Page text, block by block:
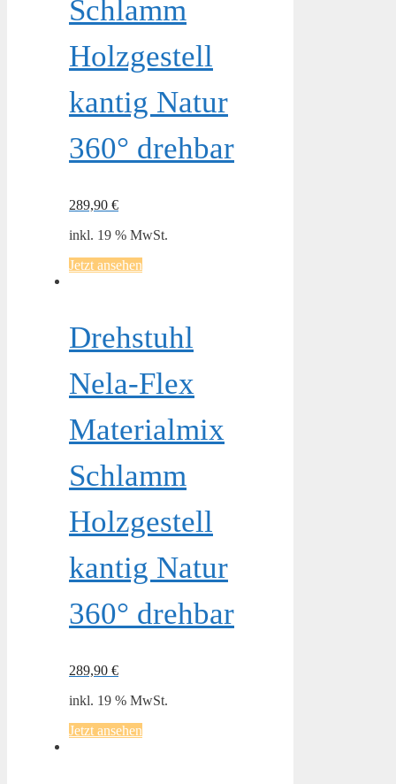
Schlamm
Holzgestell
kantig Natur
360° drehbar
289,90 €
inkl. 19 % MwSt.
Jetzt ansehen
Drehstuhl
Nela-Flex
Materialmix
Schlamm
Holzgestell
kantig Natur
360° drehbar
289,90 €
inkl. 19 % MwSt.
Jetzt ansehen